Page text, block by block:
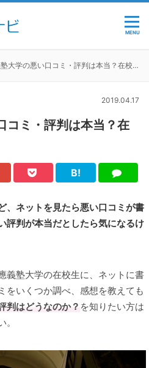
MENU
慶應義塾大学の悪い口コミ・評判は本当？在校生が検証しました
2019.04.17
コミ・評判は本当？在
Pocket
B!
は
ブ
LINE
、ネットを見たら悪い口コミが書
評判が本当だとしたら気になるけ
義塾大学の在校生に、ネットに書
をいくつか調べ、感想を教えても
判はどうなのか？ を知りたい方は